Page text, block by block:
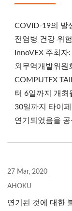
COVID-19의 발
전염병 건강 위
InnoVEX 주최
외무역개발위원
COMPUTEX
터 6일까지 개최
30일까지 타이
연기되었음을
27 Mar, 2020
AHOKU
연기된 것에 대한